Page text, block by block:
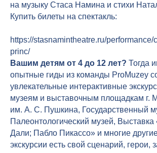
на музыку Стаса Намина и стихи
Купить билеты на спектакль:
https://stasnamintheatre.ru/
princ/
Вашим детям от 4 до 12 лет? Тогда
опытные гиды из команды ProMuzey
увлекательные интерактивные
музеям и выставочным площадкам г.
им. А. С. Пушкина, Государственный
Палеонтологический музей,
Дали; Пабло Пикассо» и многие
экскурсии есть свой сценарий, герои,